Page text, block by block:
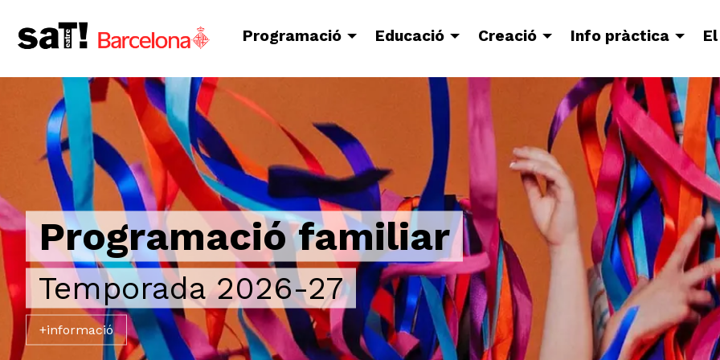
Programació Educació Creació Info pràctica
Programació familiar
Temporada 2026-27
+informació